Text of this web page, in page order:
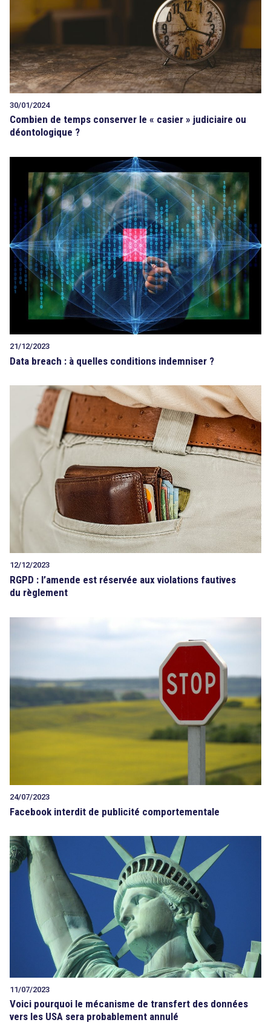
Tout sur le droit de l'innovation
Rechercher
CONTACT
30/01/2024
Combien de temps conserver le « casier » judiciaire ou
déontologique ?
21/12/2023
Data breach : à quelles conditions indemniser ?
12/12/2023
RGPD : l’amende est réservée aux violations fautives
du règlement
24/07/2023
Facebook interdit de publicité comportementale
11/07/2023
Voici pourquoi le mécanisme de transfert des données
vers les USA sera probablement annulé